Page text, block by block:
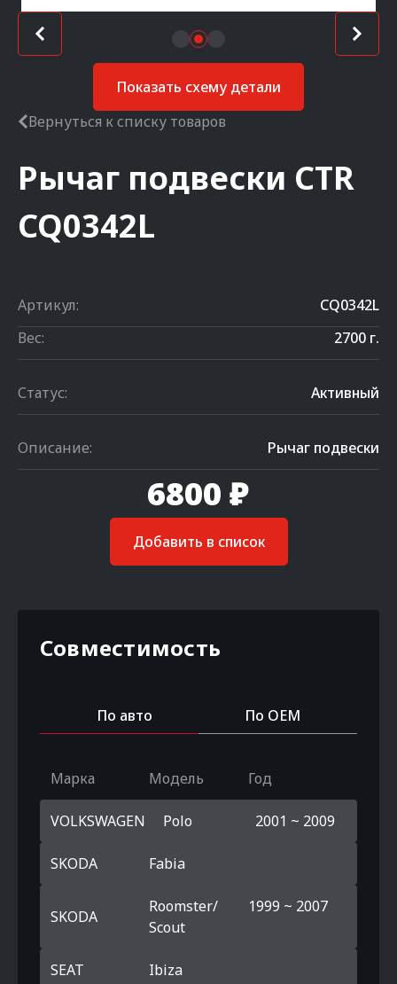
Показать схему детали
Вернуться к списку товаров
Рычаг подвески CTR
CQ0342L
Артикул:
CQ0342L
Вес:
2700 г.
Статус: Активный
Описание: Рычаг подвески
6800 ₽
Добавить в список
Совместимость
По авто По OEM
Марка Модель Год
VOLKSWAGEN Polo 2001 ~ 2009
SKODA Fabia
SKODA
Roomster/
Scout
1999 ~ 2007
SEAT Ibiza